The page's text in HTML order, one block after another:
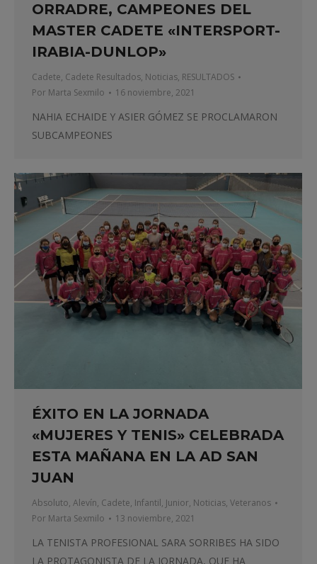
ORRADRE, CAMPEONES DEL
MASTER CADETE «INTERSPORT-
IRABIA-DUNLOP»
Cadete, Cadete Resultados, Noticias, RESULTADOS
Por Marta Sexmilo 16 noviembre, 2021
NAHIA ECHAIDE Y ASIER GÓMEZ SE PROCLAMARON
SUBCAMPEONES
ÉXITO EN LA JORNADA
«MUJERES Y TENIS» CELEBRADA
ESTA MAÑANA EN LA AD SAN
JUAN
Absoluto, Alevín, Cadete, Infantil, Junior, Noticias, Veteranos
Por Marta Sexmilo 13 noviembre, 2021
LA TENISTA PROFESIONAL SARA SORRIBES HA SIDO
LA PROTAGONISTA DE LA JORNADA, QUE HA